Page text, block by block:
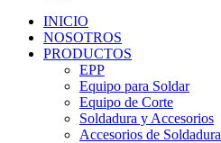
INICIO
NOSOTROS
PRODUCTOS
EPP
Equipo para Soldar
Equipo de Corte
Soldadura y Accesorios
Accesorios de Soldadura